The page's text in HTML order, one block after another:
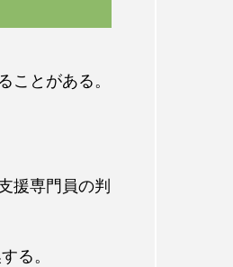
ことがある。
援専門員の判
る。